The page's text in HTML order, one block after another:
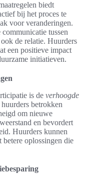
biedt
bij het proces te
voor veranderingen.
tussen
de relatie. Huurders
een positieve impact
initiatieven.
is de verhoogde
betrokken
om nieuwe
en bevordert
Huurders kunnen
oplossingen die